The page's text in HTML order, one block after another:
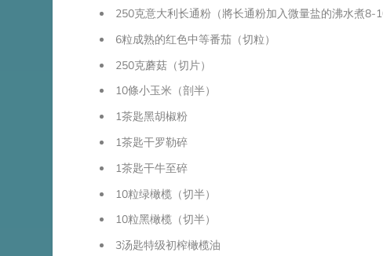
250克意大利长通粉（將长通粉加入微量盐的沸水煮8-
6粒成熟的红色中等番茄（切粒）
250克蘑菇（切片）
10條小玉米（剖半）
1茶匙黑胡椒粉
1茶匙干罗勒碎
1茶匙干牛至碎
10粒绿橄榄（切半）
10粒黑橄榄（切半）
3汤匙特级初榨橄榄油